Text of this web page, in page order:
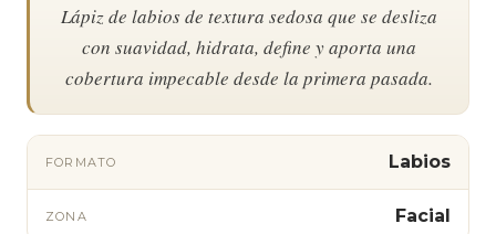
Lápiz de labios de textura sedosa que se desliza
con suavidad, hidrata, define y aporta una
cobertura impecable desde la primera pasada.
FORMATO Labios
ZONA Facial